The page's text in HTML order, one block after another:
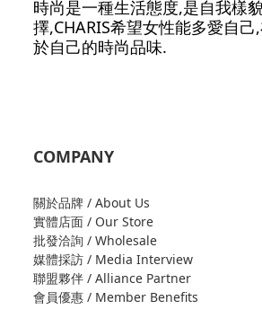
時尚是一種生活態度,是自我樣
擇,CHARIS希望女性能多愛自
於自己的時尚品味.
COMPANY
關於品牌 / About Us
實體店面 / Our Store
批發洽詢 / Wholesale
媒體採訪 / Media Interview
聯盟夥伴 / Alliance Partner
會員優惠 / Member Benefits